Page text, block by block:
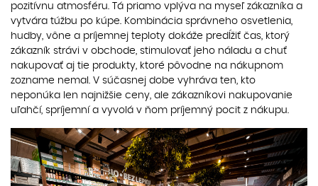
pozitívnu atmosféru. Tá priamo vplýva na myseľ zákazníka a
vytvára túžbu po kúpe. Kombinácia správneho osvetlenia,
hudby, vône a príjemnej teploty dokáže predĺžiť čas, ktorý
zákazník strávi v obchode, stimulovať jeho náladu a chuť
nakupovať aj tie produkty, ktoré pôvodne na nákupnom
zozname nemal. V súčasnej dobe vyhráva ten, kto
neponúka len najnižšie ceny, ale zákazníkovi nakupovanie
uľahčí, spríjemní a vyvolá v ňom príjemný pocit z nákupu.